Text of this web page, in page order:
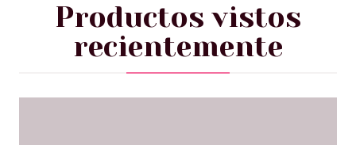
Productos vistos
recientemente